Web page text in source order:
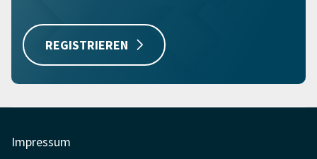
REGISTRIEREN
Impressum